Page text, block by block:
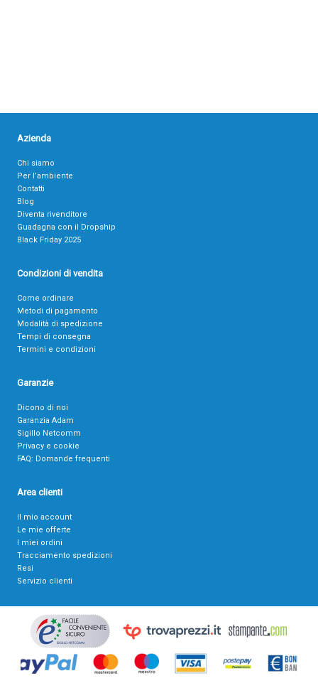
Azienda
Chi siamo
Per l’ambiente
Contatti
Blog
Diventa rivenditore
Guadagna con il Dropship
Black Friday 2025
Condizioni di vendita
Come ordinare
Metodi di pagamento
Modalità di spedizione
Tempi di consegna
Termini e condizioni
Garanzie
Dicono di noi
Garanzia Adam
Sigillo Netcomm
Privacy e cookie
FAQ: Domande frequenti
Area clienti
Il mio account
Le mie offerte
I miei ordini
Tracciamento spedizioni
Resi
Servizio clienti